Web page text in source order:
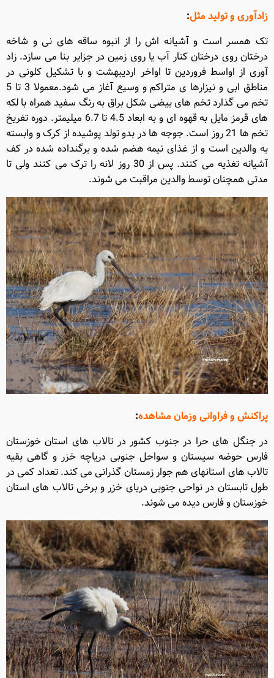
زادآوری و تولید مثل:
تک همسر است و آشیانه اش را از انبوه ساقه های نی و شاخه
درختان روی درختان کنار آب یا روی زمین در جزایر بنا می سازد. زاد
آوری از اواسط فروردین تا اواخر اردیبهشت و با تشکیل کلونی در
مناطق ابی و نیزارها ی متراکم و وسیع آغاز می شود.معمولا 3 تا 5
تخم می گذارد تخم های بیضی شکل براق به رنگ سفید همراه با لکه
های قرمز مایل به قهوه ای و به ابعاد4.5تا6.7 میلیمتر.دوره تفریخ
تخم ها 21روز است. جوجه ها در بدو تولد پوشیده از کرک و وابسته
به والدین است و از غذای نیمه هضم شده و برگنداده شده در کف
آشیانه تغذیه می کنند. پس از 30 روز لانه را ترک می کنند ولی تا
مدتی همچنان توسط والدین مراقبت می شوند.
پراکنش و فراوانی وزمان مشاهده:
در جنگل های حرا در جنوب کشور در تالاب های استان خوزستان
فارس حوضه سیستان و سواحل جنوبی دریاچه خزر و گاهی بقیه
تالاب های استانهای هم جوار زمستان گذرانی می کند.تعداد کمی در
طول تابستان در نواحی جنوبی دریای خزر و برخی تالاب های استان
خوزستان و فارس دیده می شوند.